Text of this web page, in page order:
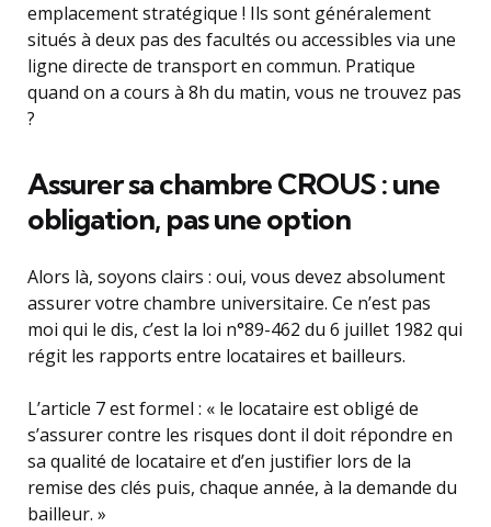
emplacement stratégique ! Ils sont généralement
situés à deux pas des facultés ou accessibles via une
ligne directe de transport en commun. Pratique
quand on a cours à 8h du matin, vous ne trouvez pas
?
Assurer sa chambre CROUS : une
obligation, pas une option
Alors là, soyons clairs : oui, vous devez absolument
assurer votre chambre universitaire. Ce n’est pas
moi qui le dis, c’est la loi n°89-462 du 6 juillet 1982 qui
régit les rapports entre locataires et bailleurs.
L’article 7 est formel : « le locataire est obligé de
s’assurer contre les risques dont il doit répondre en
sa qualité de locataire et d’en justifier lors de la
remise des clés puis, chaque année, à la demande du
bailleur. »